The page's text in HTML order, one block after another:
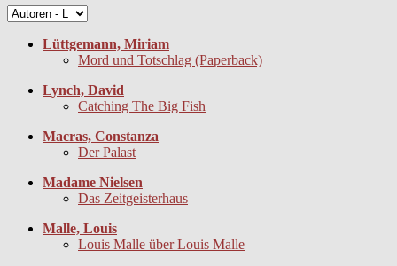
Lüttgemann, Miriam
Mord und Totschlag (Paperback)
Lynch, David
Catching The Big Fish
Macras, Constanza
Der Palast
Madame Nielsen
Das Zeitgeisterhaus
Malle, Louis
Louis Malle über Louis Malle